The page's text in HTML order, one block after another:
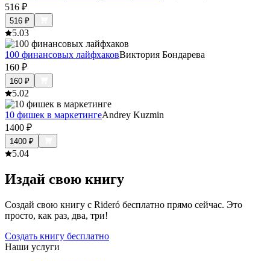
516 ₽
516 ₽
5.03
100 финансовых лайфхаковВиктория Бондарева
160 ₽
160 ₽
5.02
10 фишек в маркетингеAndrey Kuzmin
1400 ₽
1400 ₽
5.04
Издай свою книгу
Создай свою книгу с Rideró бесплатно прямо сейчас. Это
просто, как раз, два, три!
Создать книгу бесплатно
Наши услуги